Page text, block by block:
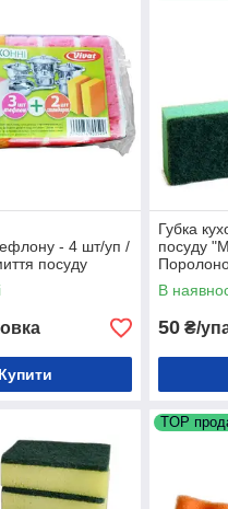
- 4 шт/уп /
посуду
Купити
Губка
посуду
посуду
В
50 ₴/
TOP